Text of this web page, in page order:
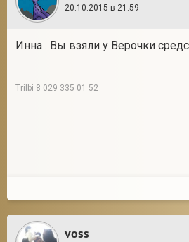
20.10.2015 в 21:59
Инна . Вы взяли у Верочки
Trilbi 8 029 335 01 52
voss